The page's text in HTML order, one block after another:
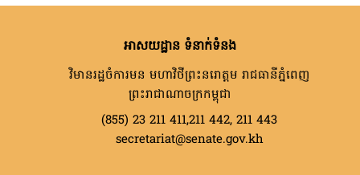
អាសយដ្ឋាន ទំនាក់ទំនង
វិមានរដ្ឋចំការមន មហាវិថីព្រះនរោត្តម រាជធានីភ្នំពេញ
ព្រះរាជាណាចក្រកម្ពុជា
(855) 23 211 411,211 442, 211 443
secretariat@senate.gov.kh